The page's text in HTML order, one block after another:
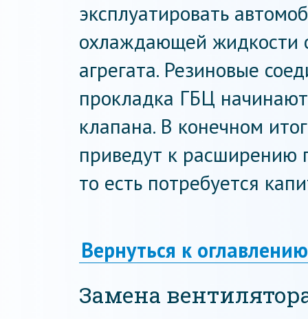
эксплуатировать
охлаждающей жидкости
агрегата. Резиновые
прокладка ГБЦ
клапана. В конечном
приведут к расширению
то есть потребуется
Вернуться к оглавлению
Замена